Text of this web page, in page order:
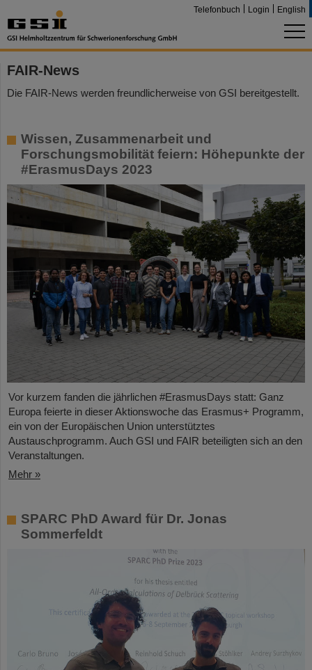
Telefonbuch Login English
FAIR-News
Die FAIR-News werden freundlicherweise von GSI bereitgestellt.
Wissen, Zusammenarbeit und
Forschungsmobilität feiern: Höhepunkte der
#ErasmusDays 2023
Vor kurzem fanden die jährlichen #ErasmusDays statt: Ganz
Europa feierte in dieser Aktionswoche das Erasmus+ Programm,
ein von der Europäischen Union unterstütztes
Austauschprogramm. Auch GSI und FAIR beteiligten sich an den
Veranstaltungen.
Mehr »
SPARC PhD Award für Dr. Jonas
Sommerfeldt